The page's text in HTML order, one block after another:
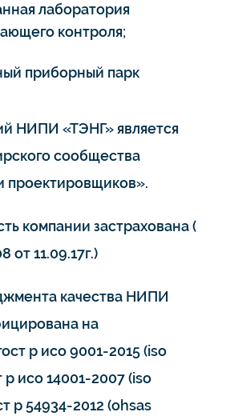
лаборатория
контроля;
приборный парк
НИПИ «ТЭНГ» является
сообщества
проектировщиков».
компании застрахована (
11.09.17г.)
качества НИПИ
на
р исо 9001-2015 (iso
р исо 14001-2007 (iso
р 54934-2012 (ohsas